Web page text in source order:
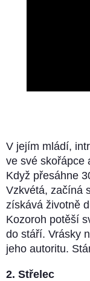
V jejím mládí,
ve své skořápce
Když přesáhne
Vzkvétá, začíná
získává životně
Kozoroh potěší
do stáří. Vrásky
jeho autoritu.
2. Střelec